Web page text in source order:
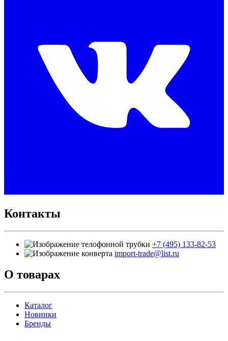
Контакты
+7 (495) 133-82-53
import-trade@list.ru
О товарах
Каталог
Новинки
Бренды